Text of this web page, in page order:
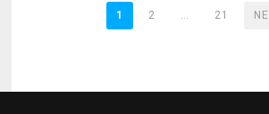
1 2 … 21